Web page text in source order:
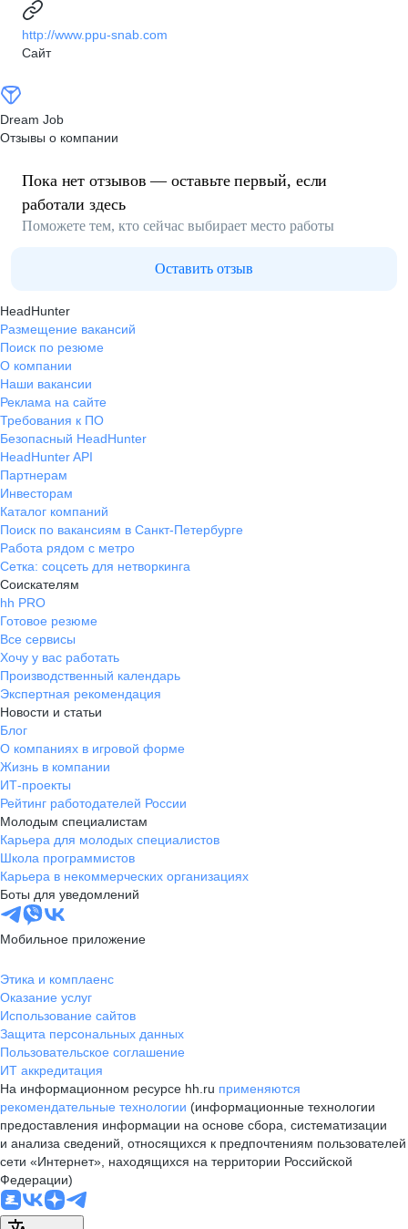
http://www.ppu-snab.com
Сайт
Dream Job
Отзывы о компании
Пока нет отзывов — оставьте первый, если
работали здесь
Поможете тем, кто сейчас выбирает место работы
Оставить отзыв
HeadHunter
Размещение вакансий
Поиск по резюме
О компании
Наши вакансии
Реклама на сайте
Требования к ПО
Безопасный HeadHunter
HeadHunter API
Партнерам
Инвесторам
Каталог компаний
Поиск по вакансиям в Санкт-Петербурге
Работа рядом с метро
Сетка: соцсеть для нетворкинга
Соискателям
hh PRO
Готовое резюме
Все сервисы
Хочу у вас работать
Производственный календарь
Экспертная рекомендация
Новости и статьи
Блог
О компаниях в игровой форме
Жизнь в компании
ИТ-проекты
Рейтинг работодателей России
Молодым специалистам
Карьера для молодых специалистов
Школа программистов
Карьера в некоммерческих организациях
Боты для уведомлений
Мобильное приложение
Этика и комплаенс
Оказание услуг
Использование сайтов
Защита персональных данных
Пользовательское соглашение
ИТ аккредитация
На информационном ресурсе hh.ru применяются
рекомендательные технологии (информационные технологии
предоставления информации на основе сбора, систематизации
и анализа сведений, относящихся к предпочтениям пользователей
сети «Интернет», находящихся на территории Российской
Федерации)